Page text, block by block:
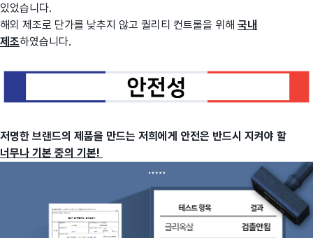
있었습니다.
해외 제조로 단가를 낮추지 않고 퀄리티 컨트롤을 위해 국내
제조하였습니다.
저명한 브랜드의 제품을 만드는 저희에게 안전은 반드시 지켜야 할
너무나 기본 중의 기본!